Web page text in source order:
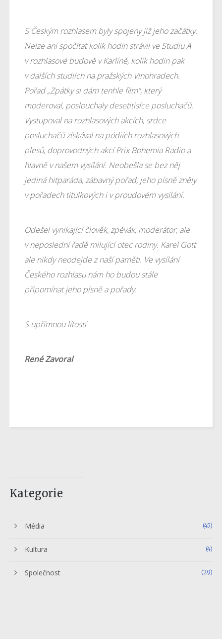
S Českým rozhlasem byly spojeny již jeho začátky.
Nelze ani spočítat kolik hodin strávil ve Studiu A
v rozhlasové budově v Karlíně, kolik hodin pak
v dalších studiích na pražských Vinohradech.
Pořad „Zpátky si dám tenhle film“, který
moderoval, poslouchaly desetitisíce posluchačů.
Vystupoval na rozhlasových akcích, srdce
posluchačů získával na pódiích rozhlasových
plesů, doprovodných akcí Prix Bohemia Radio a
hlavně v našem vysílání. Neobešla se bez něj
jediná hitparáda, zábavný pořad, jeho písně zněly
v pořadech titulkových i v proudovém vysílání.
Odešel vynikající člověk, zpěvák, moderátor, ale
v neposlední řadě milující otec rodiny. Karel Gott
ale nikdy neodejde z naší paměti. Ve vysílání
Českého rozhlasu nám ho budou stále
připomínat jeho písně a pořady.
S upřímnou lítostí
René Zavoral
Kategorie
Média (45)
Kultura (4)
Společnost (29)